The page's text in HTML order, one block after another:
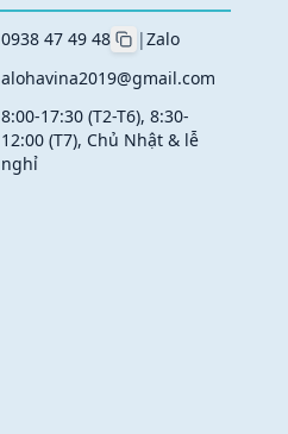
0938 47 49 48 |Zalo
alohavina2019@gmail.com
8:00-17:30 (T2-T6), 8:30-
12:00 (T7), Chủ Nhật & lễ
nghỉ